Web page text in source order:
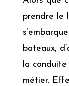
prendre le
bateaux,
la
métier.